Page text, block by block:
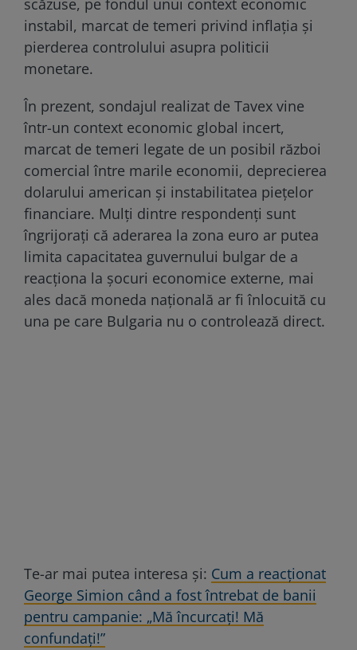
instabil, marcat de temeri privind inflația și
pierderea controlului asupra politicii
monetare.
În prezent, sondajul realizat de Tavex vine
într-un context economic global incert,
marcat de temeri legate de un posibil război
comercial între marile economii, deprecierea
dolarului american și instabilitatea piețelor
financiare. Mulți dintre respondenți sunt
îngrijorați că aderarea la zona euro ar putea
limita capacitatea guvernului bulgar de a
reacționa la șocuri economice externe, mai
ales dacă moneda națională ar fi înlocuită cu
una pe care Bulgaria nu o controlează direct.
Te-ar mai putea interesa și: Cum a reacționat
George Simion când a fost întrebat de banii
pentru campanie: „Mă încurcați! Mă
confundați!”